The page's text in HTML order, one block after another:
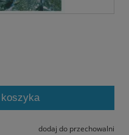
dodaj do przechowalni